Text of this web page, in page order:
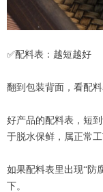
✅配料表：越短越好
翻到包装背面，看配料
好产品的配料表，短
于脱水保鲜，属正常工
如果配料表里出现“防
下。